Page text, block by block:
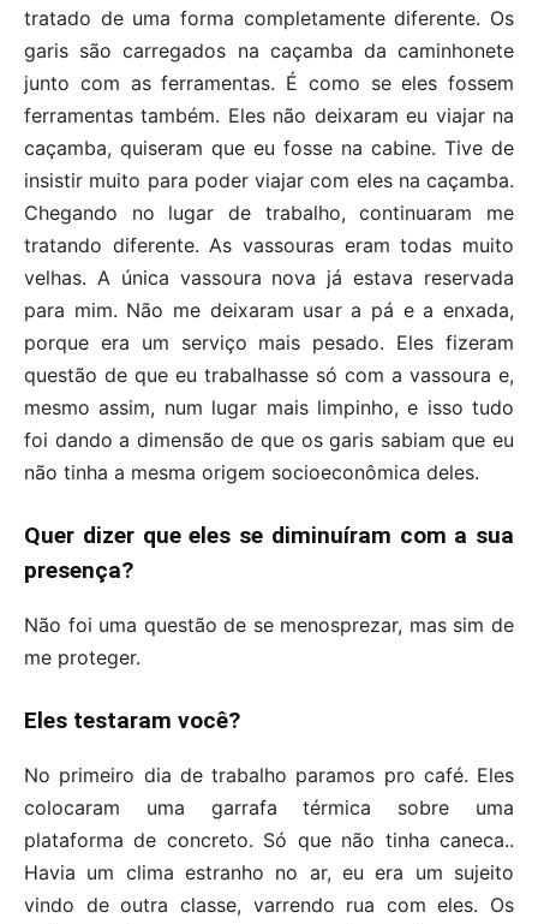
tratado de uma forma completamente diferente. Os
garis são carregados na caçamba da caminhonete
junto com as ferramentas. É como se eles fossem
ferramentas também. Eles não deixaram eu viajar na
caçamba, quiseram que eu fosse na cabine. Tive de
insistir muito para poder viajar com eles na caçamba.
Chegando no lugar de trabalho, continuaram me
tratando diferente. As vassouras eram todas muito
velhas. A única vassoura nova já estava reservada
para mim. Não me deixaram usar a pá e a enxada,
porque era um serviço mais pesado. Eles fizeram
questão de que eu trabalhasse só com a vassoura e,
mesmo assim, num lugar mais limpinho, e isso tudo
foi dando a dimensão de que os garis sabiam que eu
não tinha a mesma origem socioeconômica deles.
Quer dizer que eles se diminuíram com a sua
presença?
Não foi uma questão de se menosprezar, mas sim de
me proteger.
Eles testaram você?
No primeiro dia de trabalho paramos pro café. Eles
colocaram uma garrafa térmica sobre uma
plataforma de concreto. Só que não tinha caneca..
Havia um clima estranho no ar, eu era um sujeito
vindo de outra classe, varrendo rua com eles. Os